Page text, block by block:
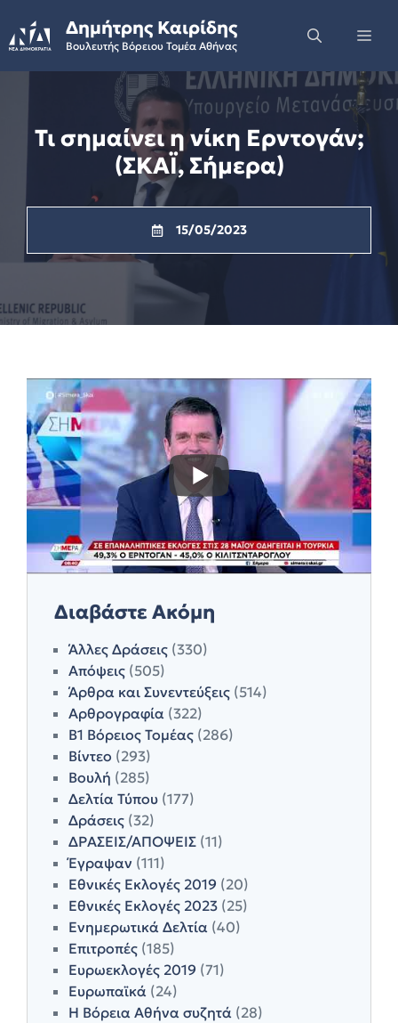
to
content
Δημήτρης Καιρίδης
Βουλευτής Βόρειου Τομέα Αθήνας
Τι σημαίνει η νίκη Ερντογάν;
(ΣΚΑΪ, Σήμερα)
15/05/2023
Διαβάστε Ακόμη
Άλλες Δράσεις (330)
Απόψεις (505)
Άρθρα και Συνεντεύξεις (514)
Αρθρογραφία (322)
Β1 Βόρειος Τομέας (286)
Βίντεο (293)
Βουλή (285)
Δελτία Τύπου (177)
Δράσεις (32)
ΔΡΑΣΕΙΣ/ΑΠΟΨΕΙΣ (11)
Έγραψαν (111)
Εθνικές Εκλογές 2019 (20)
Εθνικές Εκλογές 2023 (25)
Ενημερωτικά Δελτία (40)
Επιτροπές (185)
Ευρωεκλογές 2019 (71)
Ευρωπαϊκά (24)
Η Βόρεια Αθήνα συζητά (28)